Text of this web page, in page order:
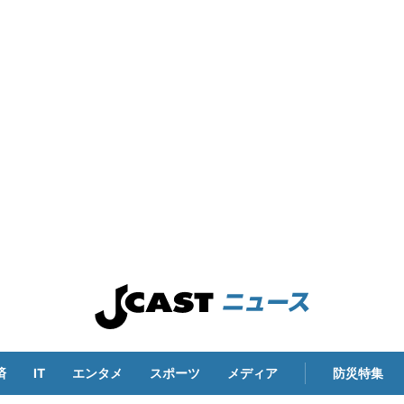
IT エンタメ スポーツ メディア 防災特集